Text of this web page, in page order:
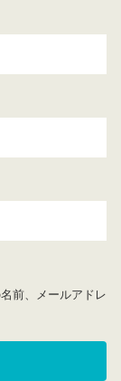
前、メールアドレ